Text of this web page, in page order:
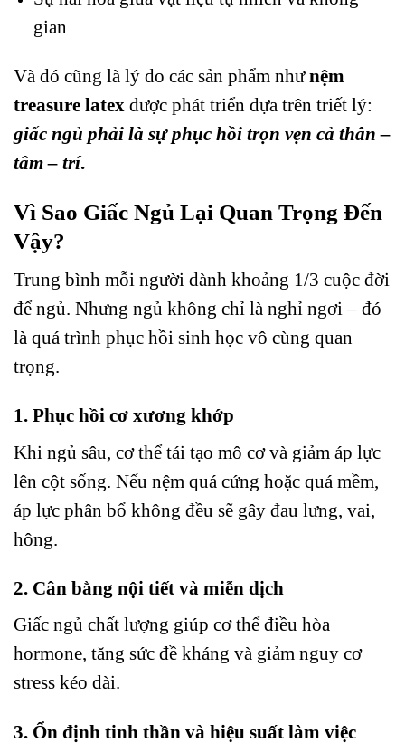
gian
Và đó cũng là lý do các sản phẩm nhưnệm
treasure latex được phát triển dựa trên triết lý:
giấc ngủ phải là sự phục hồi trọn vẹn cả thân –
tâm – trí.
Vì Sao Giấc Ngủ Lại Quan Trọng Đến
Vậy?
Trung bình mỗi người dành khoảng 1/3 cuộc đời
để ngủ. Nhưng ngủ không chỉ là nghỉ ngơi – đó
là quá trình phục hồi sinh học vô cùng quan
trọng.
1. Phục hồi cơ xương khớp
Khi ngủ sâu, cơ thể tái tạo mô cơ và giảm áp lực
lên cột sống. Nếu nệm quá cứng hoặc quá mềm,
áp lực phân bổ không đều sẽ gây đau lưng, vai,
hông.
2. Cân bằng nội tiết và miễn dịch
Giấc ngủ chất lượng giúp cơ thể điều hòa
hormone, tăng sức đề kháng và giảm nguy cơ
stress kéo dài.
3. Ổn định tinh thần và hiệu suất làm việc